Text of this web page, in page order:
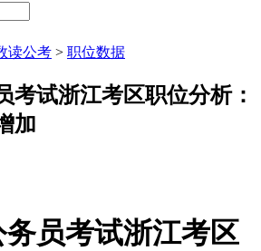
读公考 > 职位数据
考试浙江考区职位分析：
加
务员考试浙江考区